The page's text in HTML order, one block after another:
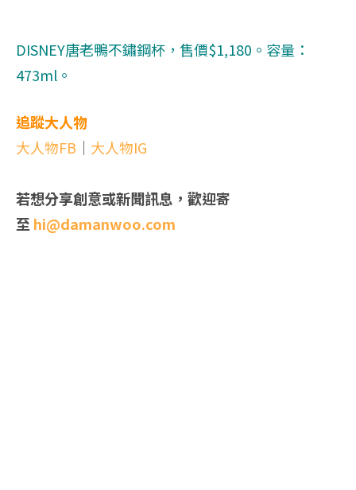
DISNEY唐老鴨不鏽鋼杯，售價$1,180。容量：
473ml。
追蹤大人物
大人物FB ｜ 大人物IG
若想分享創意或新聞訊息，歡迎寄
至 hi@damanwoo.com